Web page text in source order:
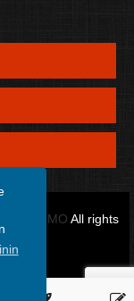
OFİSİMO All rights